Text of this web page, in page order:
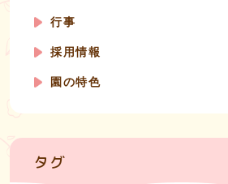
行事
採用情報
園の特色
タグ